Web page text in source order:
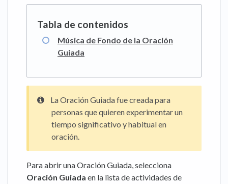
Música de Fondo de la Oración
Guiada
La Oración Guiada fue creada para
personas que quieren experimentar un
tiempo significativo y habitual en
oración.
Para abrir una Oración Guiada, selecciona
Oración Guiada en la lista de actividades de